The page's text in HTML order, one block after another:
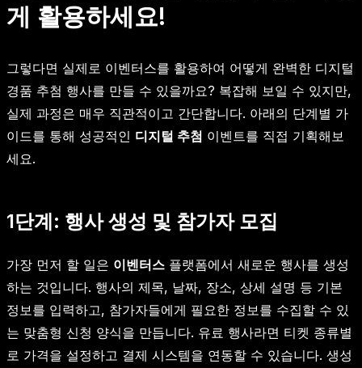
게 활용하세요!
그렇다면 실제로 이벤터스를 활용하여 어떻게 완벽한 디지털
경품 추첨 행사를 만들 수 있을까요? 복잡해 보일 수 있지만,
실제 과정은 매우 직관적이고 간단합니다. 아래의 단계별 가
이드를 통해 성공적인 디지털 추첨 이벤트를 직접 기획해보
세요.
1단계: 행사 생성 및 참가자 모집
가장 먼저 할 일은 이벤터스 플랫폼에서 새로운 행사를 생성
하는 것입니다. 행사의 제목, 날짜, 장소, 상세 설명 등 기본
정보를 입력하고, 참가자들에게 필요한 정보를 수집할 수 있
는 맞춤형 신청 양식을 만듭니다. 유료 행사라면 티켓 종류별
로 가격을 설정하고 결제 시스템을 연동할 수 있습니다. 생성